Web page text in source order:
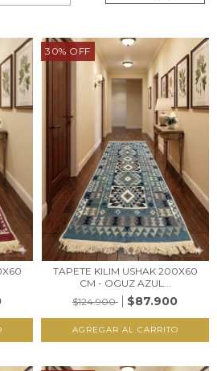
30% OFF
TAPETE KILIM USHAK 200X60
CM - OGUZ AZUL...
$124.900
$87.900